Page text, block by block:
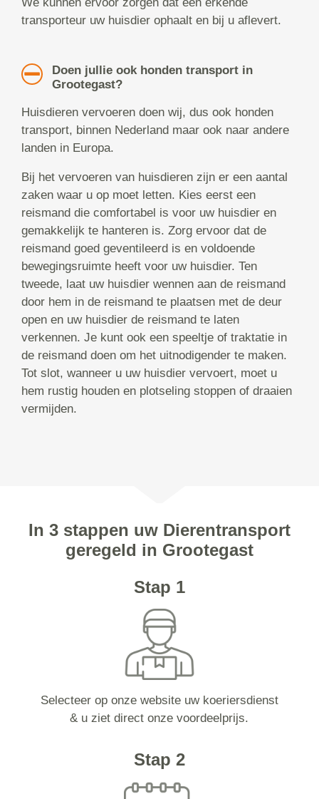
transporteur uw huisdier ophaalt en bij u aflevert.
Doen jullie ook honden transport in
Grootegast?
Huisdieren vervoeren doen wij, dus ook honden
transport, binnen Nederland maar ook naar andere
landen in Europa.
Bij het vervoeren van huisdieren zijn er een aantal
zaken waar u op moet letten. Kies eerst een
reismand die comfortabel is voor uw huisdier en
gemakkelijk te hanteren is. Zorg ervoor dat de
reismand goed geventileerd is en voldoende
bewegingsruimte heeft voor uw huisdier. Ten
tweede, laat uw huisdier wennen aan de reismand
door hem in de reismand te plaatsen met de deur
open en uw huisdier de reismand te laten
verkennen. Je kunt ook een speeltje of traktatie in
de reismand doen om het uitnodigender te maken.
Tot slot, wanneer u uw huisdier vervoert, moet u
hem rustig houden en plotseling stoppen of draaien
vermijden.
In 3 stappen uw Dierentransport
geregeld in Grootegast
Stap 1
Selecteer op onze website uw koeriersdienst
& u ziet direct onze voordeelprijs.
Stap 2